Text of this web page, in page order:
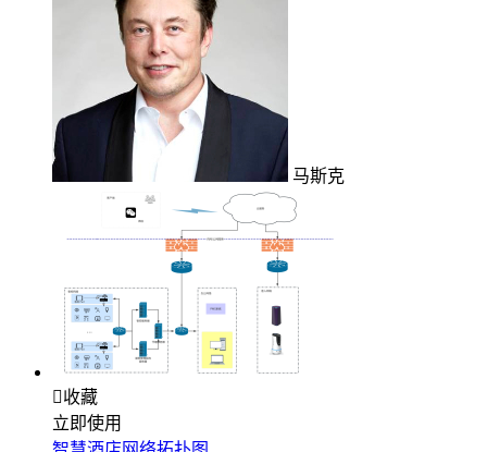
马斯克
收藏
立即使用